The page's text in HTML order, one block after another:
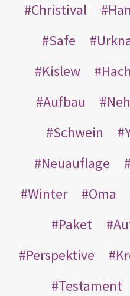
Christival
Safe
Kislew
Aufbau
Schwein
Neuauflage
Winter
Oma
Paket
Perspektive
Testament